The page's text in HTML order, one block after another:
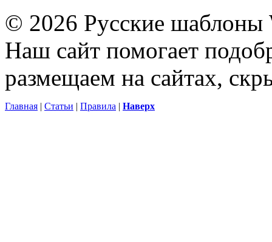
© 2026 Русские шаблоны
Наш сайт помогает
размещаем на сайтах,
Главная | Статьи | Правила | Наверх